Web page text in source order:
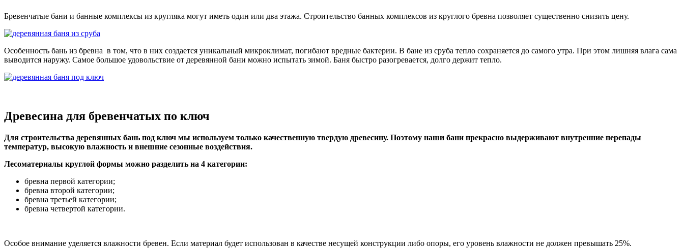
Бревенчатые бани и банные комплексы из кругляка могут иметь один или два этажа. Строительство банных комплексов из круглого бревна позволяет существенно снизить цену.
Особенность бань из бревна в том, что в них создается уникальный микроклимат, погибают вредные бактерии. В бане из сруба тепло сохраняется до самого утра. При этом лишняя влага сама
выводится наружу. Самое большое удовольствие от деревянной бани можно испытать зимой. Баня быстро разогревается, долго держит тепло.
Древесина для бревенчатых по ключ
Для строительства деревянных бань под ключ мы используем только качественную твердую древесину. Поэтому наши бани прекрасно выдерживают внутренние перепады
температур, высокую влажность и внешние сезонные воздействия.
Лесоматериалы круглой формы можно разделить на 4 категории:
бревна первой категории;
бревна второй категории;
бревна третьей категории;
бревна четвертой категории.
Особое внимание уделяется влажности бревен. Если материал будет использован в качестве несущей конструкции либо опоры, его уровень влажности не должен превышать 25%.